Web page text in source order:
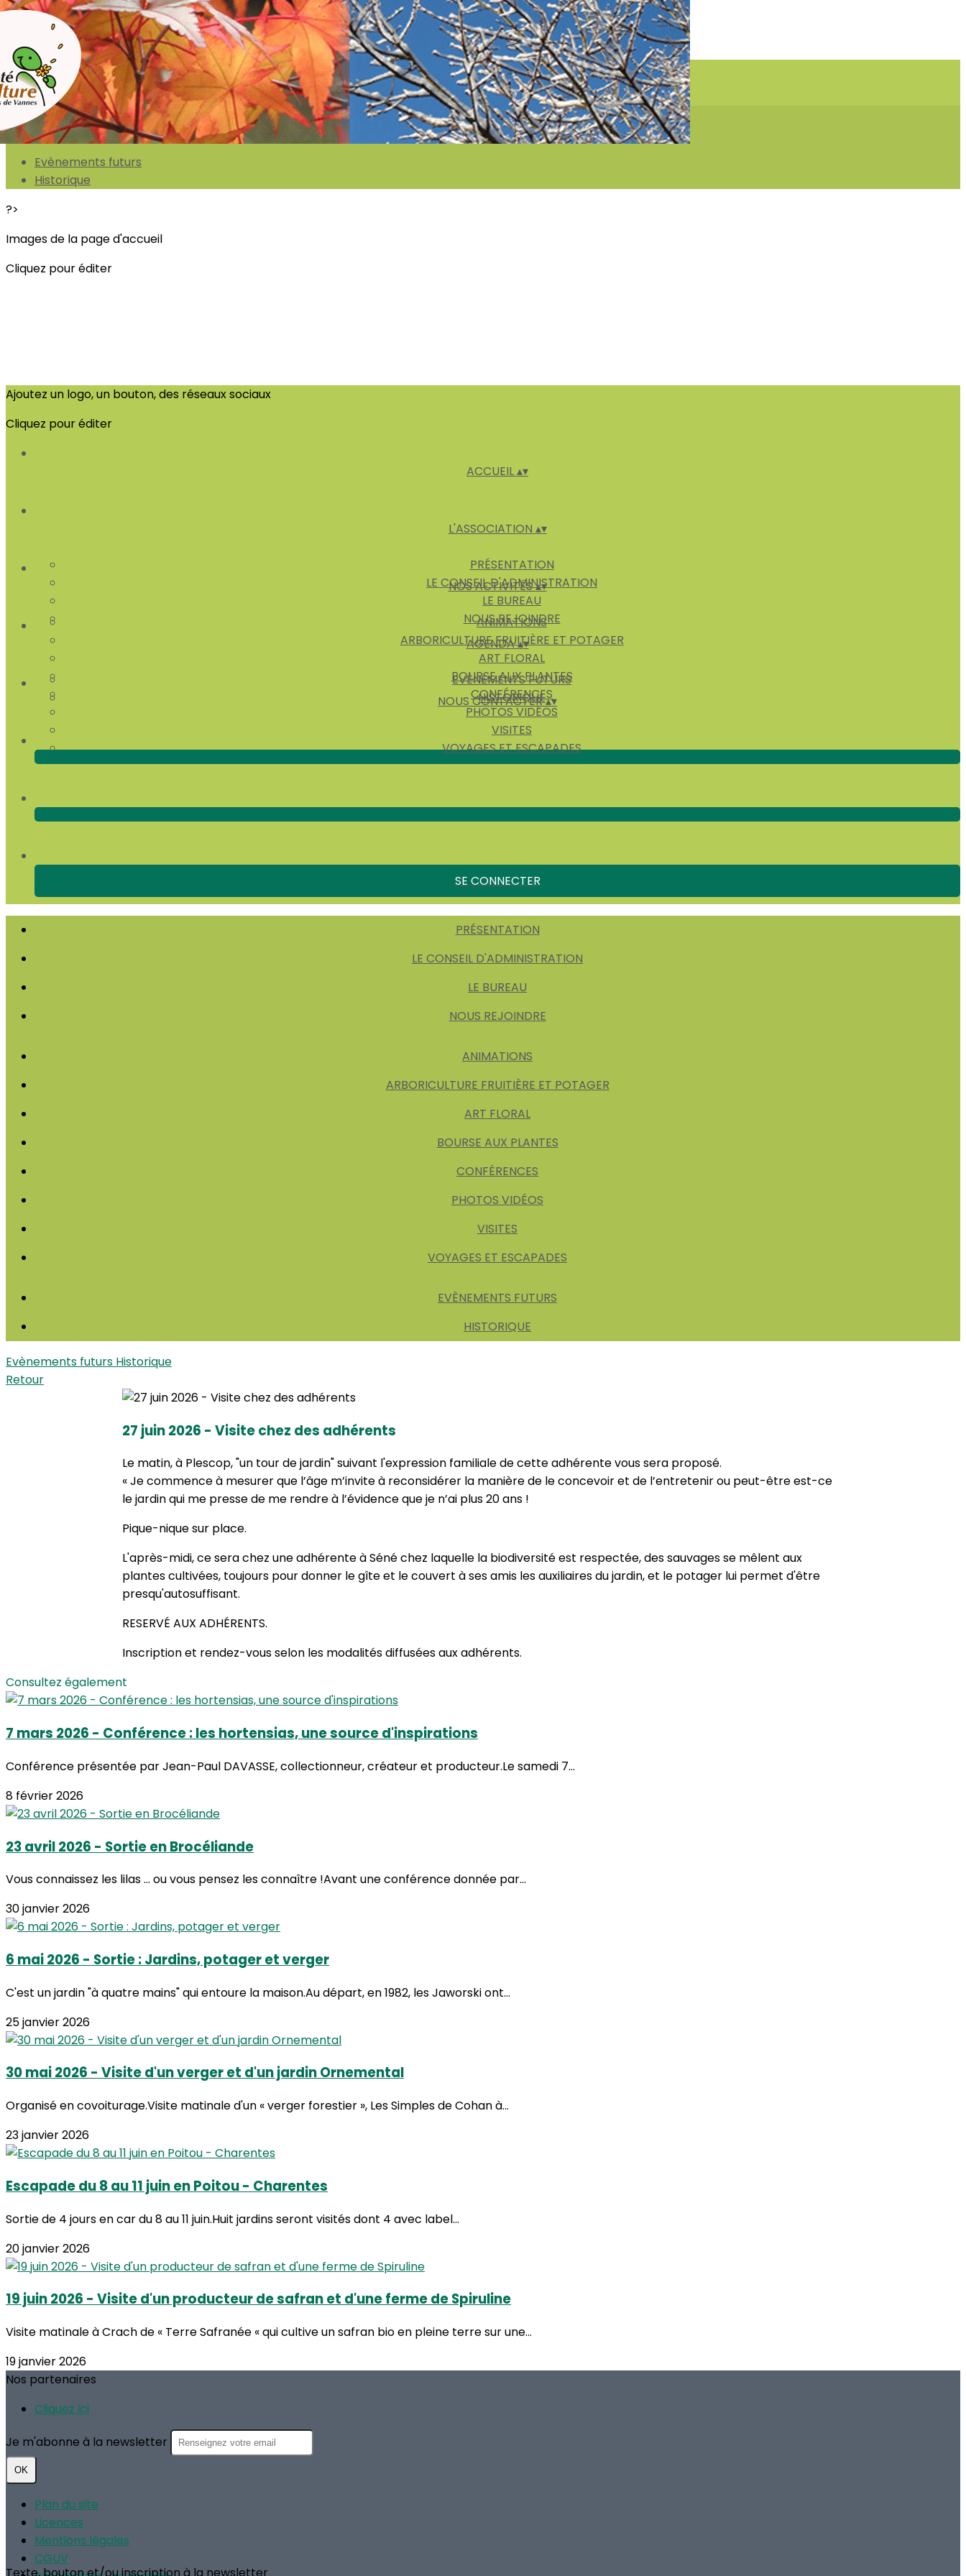
Exporter les lignes sélectionnées
Exporter toutes les colonnes
Exporter uniquement les colonnes affichées
Menu
>
Evènements futurs
Historique
?>
Images de la page d'accueil
Cliquez pour éditer
Ajoutez un logo, un bouton, des réseaux sociaux
Cliquez pour éditer
ACCUEIL▴▾
L'ASSOCIATION ▴▾
PRÉSENTATION
LE CONSEIL D'ADMINISTRATION
LE BUREAU
NOUS REJOINDRE
NOS ACTIVITÉS▴▾
ANIMATIONS
ARBORICULTURE FRUITIÈRE ET POTAGER
ART FLORAL
BOURSE AUX PLANTES
CONFÉRENCES
PHOTOS VIDÉOS
VISITES
VOYAGES ET ESCAPADES
AGENDA▴▾
EVÈNEMENTS FUTURS
HISTORIQUE
NOUS CONTACTER▴▾
SE CONNECTER
PRÉSENTATION
LE CONSEIL D'ADMINISTRATION
LE BUREAU
NOUS REJOINDRE
ANIMATIONS
ARBORICULTURE FRUITIÈRE ET POTAGER
ART FLORAL
BOURSE AUX PLANTES
CONFÉRENCES
PHOTOS VIDÉOS
VISITES
VOYAGES ET ESCAPADES
EVÈNEMENTS FUTURS
HISTORIQUE
Evènements futurs Historique
Retour
27 juin 2026 - Visite chez des adhérents
Le matin, à Plescop, "un tour de jardin" suivant l'expression familiale de cette adhérente vous sera proposé.
« Je commence à mesurer que l’âge m’invite à reconsidérer la manière de le concevoir et de l’entretenir ou peut-être est-ce
le jardin qui me presse de me rendre à l’évidence que je n’ai plus 20 ans !
Pique-nique sur place.
L'après-midi, ce sera chez une adhérente à Séné chez laquelle la biodiversité est respectée, des sauvages se mêlent aux
plantes cultivées, toujours pour donner le gîte et le couvert à ses amis les auxiliaires du jardin, et le potager lui permet d'être
presqu'autosuffisant.
RESERVÉ AUX ADHÉRENTS.
Inscription et rendez-vous selon les modalités diffusées aux adhérents.
Consultez également
7 mars 2026 - Conférence : les hortensias, une source d'inspirations
Conférence présentée par Jean-Paul DAVASSE, collectionneur, créateur et producteur.Le samedi 7...
8 février 2026
23 avril 2026 - Sortie en Brocéliande
Vous connaissez les lilas ... ou vous pensez les connaître !Avant une conférence donnée par...
30 janvier 2026
6 mai 2026 - Sortie : Jardins, potager et verger
C'est un jardin "à quatre mains" qui entoure la maison.Au départ, en 1982, les Jaworski ont...
25 janvier 2026
30 mai 2026 - Visite d'un verger et d'un jardin Ornemental
Organisé en covoiturage.Visite matinale d'un « verger forestier », Les Simples de Cohan à...
23 janvier 2026
Escapade du 8 au 11 juin en Poitou - Charentes
Sortie de 4 jours en car du 8 au 11 juin.Huit jardins seront visités dont 4 avec label...
20 janvier 2026
19 juin 2026 - Visite d'un producteur de safran et d'une ferme de Spiruline
Visite matinale à Crach de « Terre Safranée « qui cultive un safran bio en pleine terre sur une...
19 janvier 2026
Nos partenaires
Cliquez ici
Je m'abonne à la newsletter
OK
Plan du site
Licences
Mentions légales
CGUV